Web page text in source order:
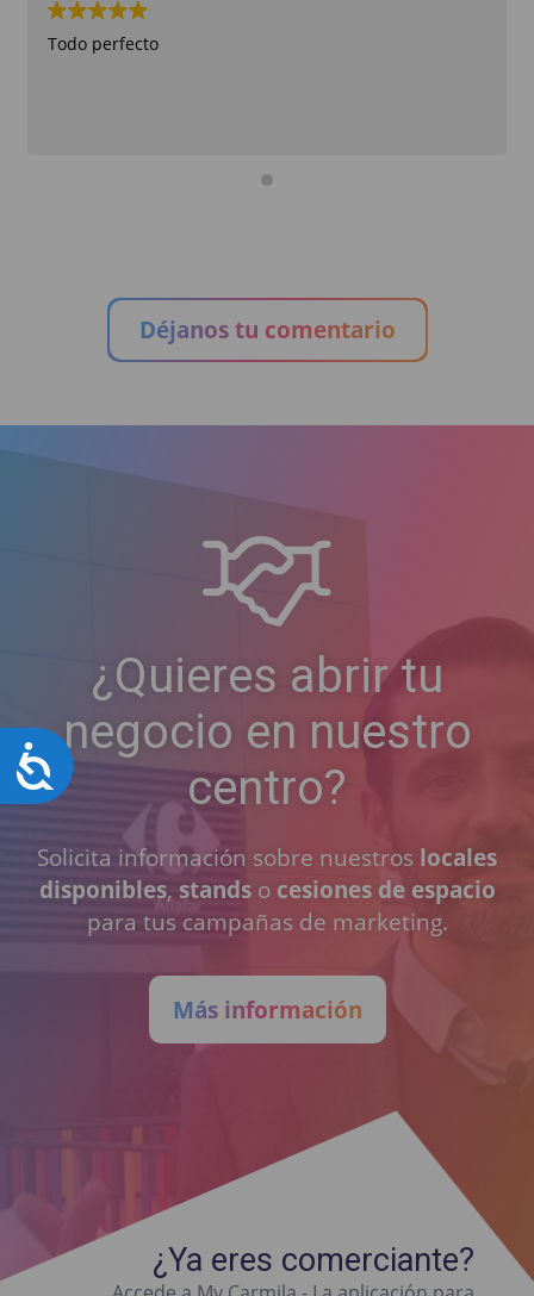
Accesibilidad
Todo perfecto
Déjanos tu comentario
¿Quieres abrir tu
negocio en nuestro
centro?
Solicita información sobre nuestros locales
disponibles, standso cesiones de espacio
para tus campañas de marketing.
Más información
¿Ya eres comerciante?